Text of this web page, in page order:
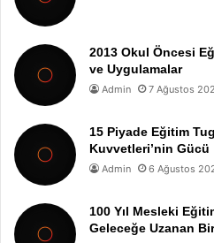
2013 Okul Öncesi
ve Uygulamalar
Admin 7 Ağustos
15 Piyade Eğitim
Kuvvetleri’nin Gücü
Admin 6 Ağustos
100 Yıl Mesleki
Geleceğe Uzanan